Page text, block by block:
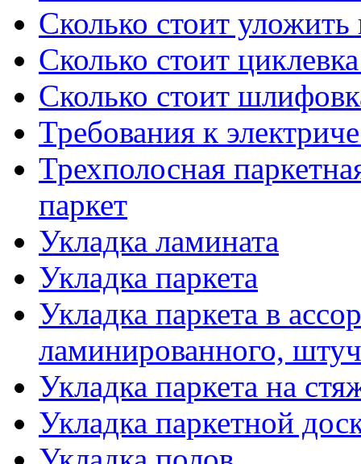
Сколько стоит
Сколько стоит
Сколько стоит
Требования к
Трехполосная
паркет
Укладка ламината
Укладка паркета
Укладка паркета в
ламинированного,
Укладка паркета на
Укладка паркетной